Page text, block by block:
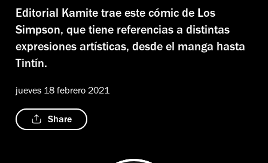
Editorial Kamite trae este cómic de Los
Simpson, que tiene referencias a distintas
expresiones artísticas, desde el manga hasta
Tintín.
jueves 18 febrero 2021
Share